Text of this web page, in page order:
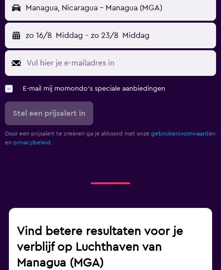
Managua, Nicaragua - Managua (MGA)
zo 16/8 Middag - zo 23/8 Middag
E-mail mij momondo's speciale aanbiedingen
Stel een prijsalert in
Door een prijsalert te creëren ga je akkoord met onze gebruikersvoorwaarden
en privacybeleid.
Vind betere resultaten voor je
verblijf op Luchthaven van
Managua (MGA)